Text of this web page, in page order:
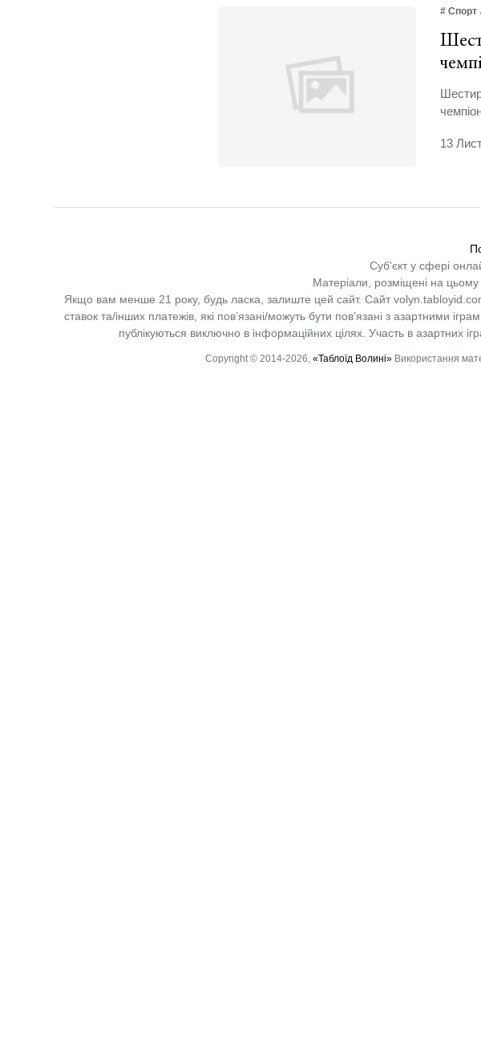
# Спорт
13
Суб'єкт у сфері
Матеріали, розміщені на цьому
Якщо вам менше 21 року, будь ласка, залиште цей сайт. Сайт
ставок та/інших платежів, які пов’язані/можуть бути пов’язані з азартними
публікуються виключно в інформаційних цілях. Участь в азартних
Copyright © 2014-2026, «Таблоїд Волині» Використання